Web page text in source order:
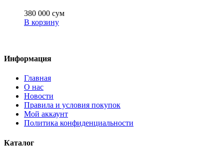
380 000 сум
В корзину
Информация
Главная
О нас
Новости
Правила и условия покупок
Мой аккаунт
Политика конфиденциальности
Каталог